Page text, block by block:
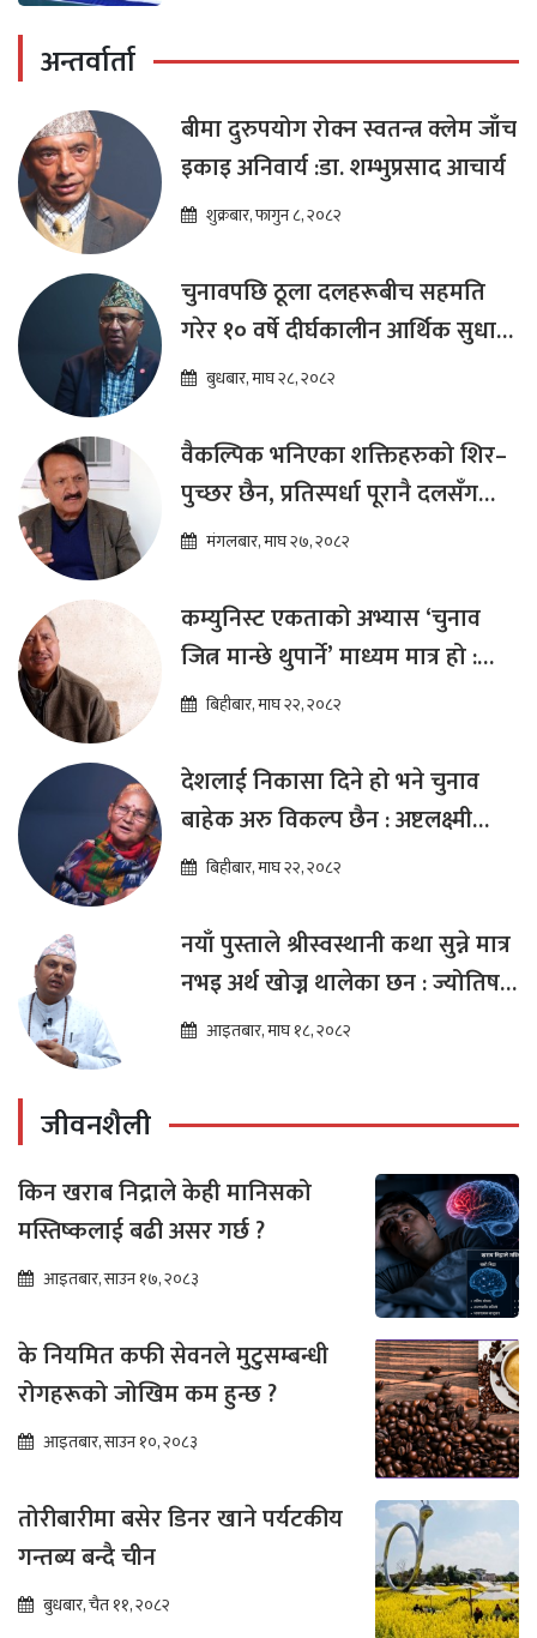
अन्तर्वार्ता
बीमा दुरुपयोग रोक्न स्वतन्त्र क्लेम जाँच
इकाइ अनिवार्य :डा. शम्भुप्रसाद आचार्य
शुक्रबार, फागुन ८, २०८२
चुनावपछि ठूला दलहरूबीच सहमति
गरेर १० वर्षे दीर्घकालीन आर्थिक सुधार
कार्यक्रम ल्याउनुपर्छ : हेमराज ढकाल
बुधबार, माघ २८, २०८२
वैकल्पिक भनिएका शक्तिहरुको शिर–
पुच्छर छैन, प्रतिस्पर्धा पूरानै दलसँग
हुन्छ : डा.प्रकाश शरण महत
मंगलबार, माघ २७, २०८२
कम्युनिस्ट एकताको अभ्यास ‘चुनाव
जित्न मान्छे थुपार्ने’ माध्यम मात्र हो :
विप्लव
बिहीबार, माघ २२, २०८२
देशलाई निकासा दिने हो भने चुनाव
बाहेक अरु विकल्प छैन : अष्टलक्ष्मी
शाक्यबिहीबार, माघ २२, २०८२
नयाँ पुस्ताले श्रीस्वस्थानी कथा सुन्ने मात्र
नभइ अर्थ खोज्न थालेका छन : ज्योतिष
तारा लोचन न्यौपाने
आइतबार, माघ १८, २०८२
जीवनशैली
किन खराब निद्राले केही मानिसको
मस्तिष्कलाई बढी असर गर्छ ?
आइतबार, साउन १७, २०८३
के नियमित कफी सेवनले मुटुसम्बन्धी
रोगहरूको जोखिम कम हुन्छ ?
आइतबार, साउन १०, २०८३
तोरीबारीमा बसेर डिनर खाने पर्यटकीय
गन्तब्य बन्दै चीन
बुधबार, चैत ११, २०८२